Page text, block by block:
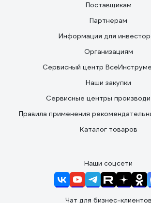
Поставщикам
Партнерам
Информация для
Организациям
Сервисный центр
Наши закупки
Сервисные центры
Правила применения
Каталог товаров
Наши соцсети
Чат для бизнес-клиентов